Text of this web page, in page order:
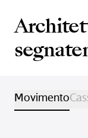
Movimento